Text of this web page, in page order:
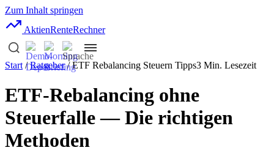
Zum Inhalt springen
AktienRenteRechner
Start /Ratgeber/ ETF Rebalancing Steuern Tipps3 Min. Lesezeit
ETF-Rebalancing ohne
Steuerfalle — Die richtigen
Methoden